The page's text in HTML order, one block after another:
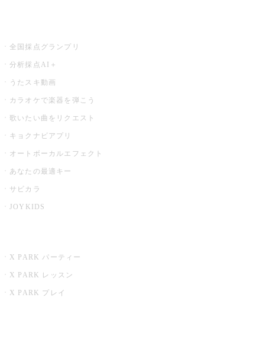
全国採点グランプリ
分析採点AI＋
うたスキ動画
カラオケで楽器を弾こう
歌いたい曲をリクエスト
キョクナビアプリ
オートボーカルエフェクト
あなたの最適キー
サビカラ
JOYKIDS
X PARK パーティー
X PARK レッスン
X PARK プレイ